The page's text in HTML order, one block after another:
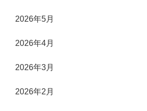
2026年5月
2026年4月
2026年3月
2026年2月